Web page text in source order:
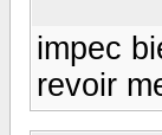
impec
revoir